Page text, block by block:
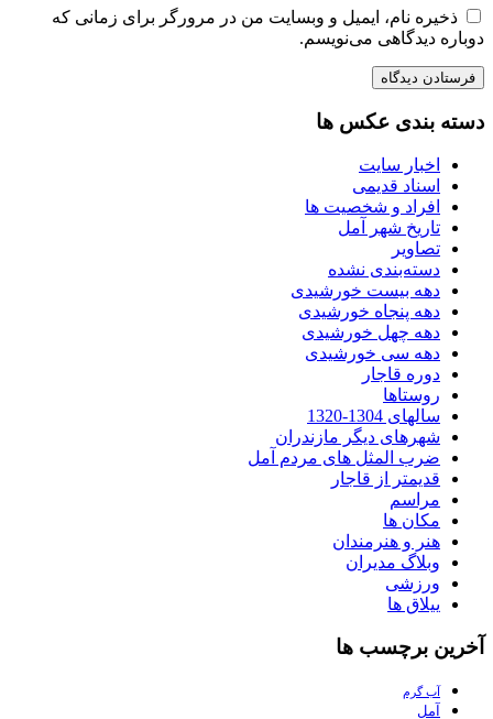
ذخیره نام، ایمیل و وبسایت من در مرورگر برای زمانی که
دوباره دیدگاهی می‌نویسم.
دسته بندی عکس ها
اخبار سایت
اسناد قدیمی
افراد و شخصیت ها
تاریخ شهر آمل
تصاویر
دسته‌بندی نشده
دهه بیست خورشیدی
دهه پنجاه خورشیدی
دهه چهل خورشیدی
دهه سی خورشیدی
دوره قاجار
روستاها
سالهای 1304-1320
شهرهای دیگر مازندران
ضرب المثل های مردم آمل
قدیمتر از قاجار
مراسم
مکان ها
هنر و هنرمندان
وبلاگ مدیران
ورزشی
ییلاق ها
آخرین برچسب ها
آب گرم
آمل